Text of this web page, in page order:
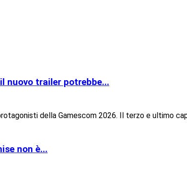
nuovo trailer potrebbe...
della Gamescom 2026. Il terzo e ultimo
non è...